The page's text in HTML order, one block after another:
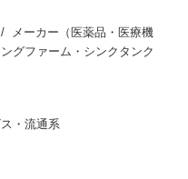
メーカー（医薬品・医療機
グファーム・シンクタンク
・流通系